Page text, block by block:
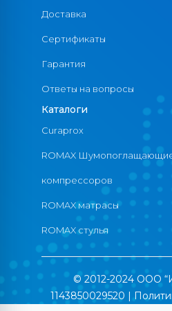
Доставка
Сертификаты
Гарантия
Ответы на вопросы
Каталоги
Curaprox
ROMAX
компрессоров
ROMAX матрасы
ROMAX стулья
© 2012-2024 ООО
1143850029520 |